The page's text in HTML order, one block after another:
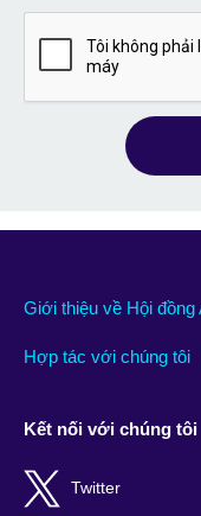
Giới thiệu về Hội đồng
Hợp tác với chúng tôi
Kết nối với chúng tôi
Twitter